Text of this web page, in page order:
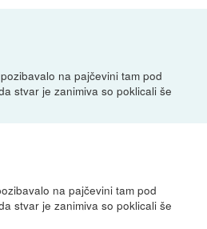
na pajčevini tam pod
stvar je zanimiva so poklicali še
na pajčevini tam pod
stvar je zanimiva so poklicali še